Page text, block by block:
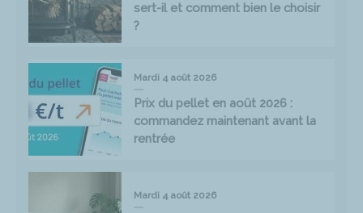
sert-il et comment bien le choisir
?
Mardi 4 août 2026
Prix du pellet en août 2026 :
commandez maintenant avant la
rentrée
Mardi 4 août 2026